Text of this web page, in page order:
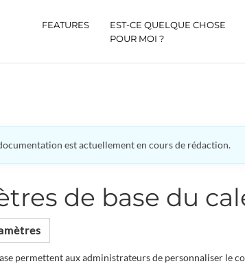
FEATURES
EST-CE QUELQUE CHOSE
POUR MOI ?
est actuellement en cours de rédaction.
de base du
permettent aux administrateurs de personnaliser le